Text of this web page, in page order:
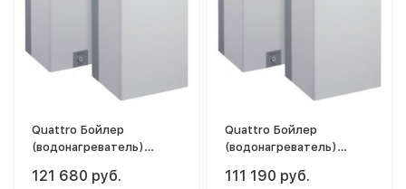
Quattro Бойлер
(водонагреватель)
200.7
121 680 руб.
Quattro Бойлер
(водонагреватель)
150.7
111 190 руб.